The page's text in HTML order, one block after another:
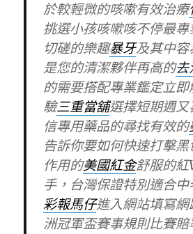
於較輕微的咳嗽有效治療
挑選小孩咳嗽咳不停最
切磋的樂趣暴牙及其中
是您的清潔夥伴再高的去
的需要搭配專業鑑定立
驗三重當舖選擇短期週
信專用藥品的尋找有效的
告訴你要如何快速打擊
作用的美國紅金舒服的紅
手，台灣保證特別適合
彩報馬仔進入網站填寫
洲冠軍盃賽事規則比賽賠